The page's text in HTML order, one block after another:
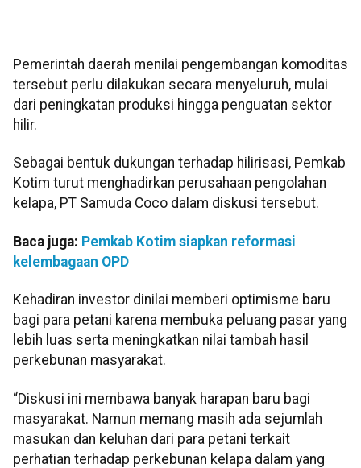
Pemerintah daerah menilai pengembangan komoditas
tersebut perlu dilakukan secara menyeluruh, mulai
dari peningkatan produksi hingga penguatan sektor
hilir.
Sebagai bentuk dukungan terhadap hilirisasi, Pemkab
Kotim turut menghadirkan perusahaan pengolahan
kelapa, PT Samuda Coco dalam diskusi tersebut.
Baca juga: Pemkab Kotim siapkan reformasi
kelembagaan OPD
Kehadiran investor dinilai memberi optimisme baru
bagi para petani karena membuka peluang pasar yang
lebih luas serta meningkatkan nilai tambah hasil
perkebunan masyarakat.
“Diskusi ini membawa banyak harapan baru bagi
masyarakat. Namun memang masih ada sejumlah
masukan dan keluhan dari para petani terkait
perhatian terhadap perkebunan kelapa dalam yang